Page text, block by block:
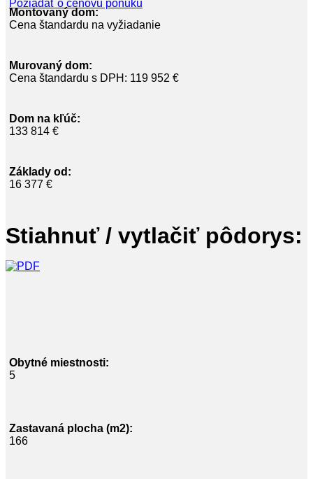
Požiadať o cenovú ponuku
Montovaný dom:
Cena štandardu na vyžiadanie
Murovaný dom:
Cena štandardu s DPH: 119 952 €
Dom na kľúč:
133 814 €
Základy od:
16 377 €
Stiahnuť / vytlačiť pôdorys:
Obytné miestnosti:
5
Zastavaná plocha (m2):
166